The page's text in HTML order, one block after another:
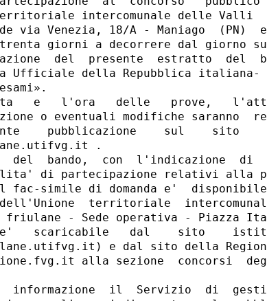
intercomunale delle Valli
via Venezia, 18/A - Maniago  (PN)
giorni a decorrere dal giorno
del  presente  estratto  del
Ufficiale della Repubblica italiana-
e   l'ora   delle   prove,
o eventuali modifiche saranno
pubblicazione    sul    sito
.
del  bando,  con  l'indicazione  di
di partecipazione relativi alla
fac-simile di domanda e'
territoriale
- Sede operativa - Piazza
e'   scaricabile   dal    sito
e dal sito della
alla sezione  concorsi
informazione  il  Servizio  di